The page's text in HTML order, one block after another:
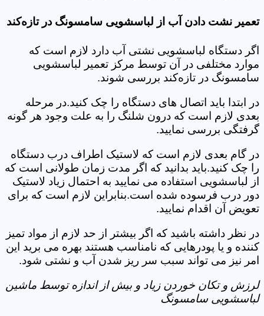
تعمیر نشت دادن آب از لباسشویی سامسونگ در تازه‌کند
اگر دستگاه لباسشویی نشتی آب دارد لازم است که
موارد مختلفی در آن توسط مرکز تعمیر لباسشویی
سامسونگ در تازه‌کند بررسی شوند.
در ابتدا باید اتصال های دستگاه را چک کنید.در مرحله
بعدی لازم است که درون شلنگ را به علت وجود هر گونه
گرفتگی بررسی نمایید.
در گام بعدی لازم است که لاستیک اطراف درب دستگاه
را چک کنید.باید بدانید که اگر مدت زمان طولانی است که
از لباسشویی استفاده می نمایید به احتمال زیاد لاستیک
دور درب فرسوده شده است.بنابراین لازم است که برای
تعویض آن اقدام نمایید.
در نظر داشته باشید که اگر بیشتر از حد لازم از مواد تمیز
کننده و یا پودرهایی که نامناسب هستند بهره می برید این
امر نیز می تواند سبب سر ریز شدن آب و نشتی شود.
لرزش و تکان خوردن زیاد و بیش از اندازه توسط ماشین
لباسشویی سامسونگ